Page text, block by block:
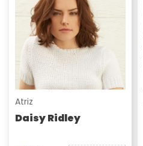
Atriz
Daisy Ridley